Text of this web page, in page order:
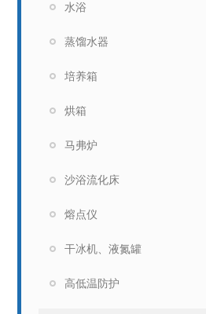
水浴
蒸馏水器
培养箱
烘箱
马弗炉
沙浴流化床
熔点仪
干冰机、液氮罐
高低温防护